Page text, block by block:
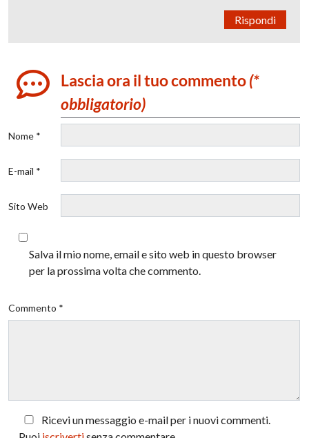
Rispondi
Lascia ora il tuo commento(*
obbligatorio)
Nome *
E-mail *
Sito Web
Salva il mio nome, email e sito web in questo browser
per la prossima volta che commento.
Commento *
Ricevi un messaggio e-mail per i nuovi commenti.